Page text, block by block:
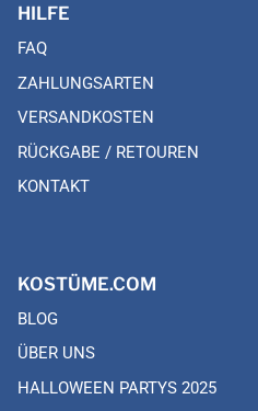
HILFE
FAQ
ZAHLUNGSARTEN
VERSANDKOSTEN
RÜCKGABE / RETOUREN
KONTAKT
KOSTÜME.COM
BLOG
ÜBER UNS
HALLOWEEN PARTYS 2025